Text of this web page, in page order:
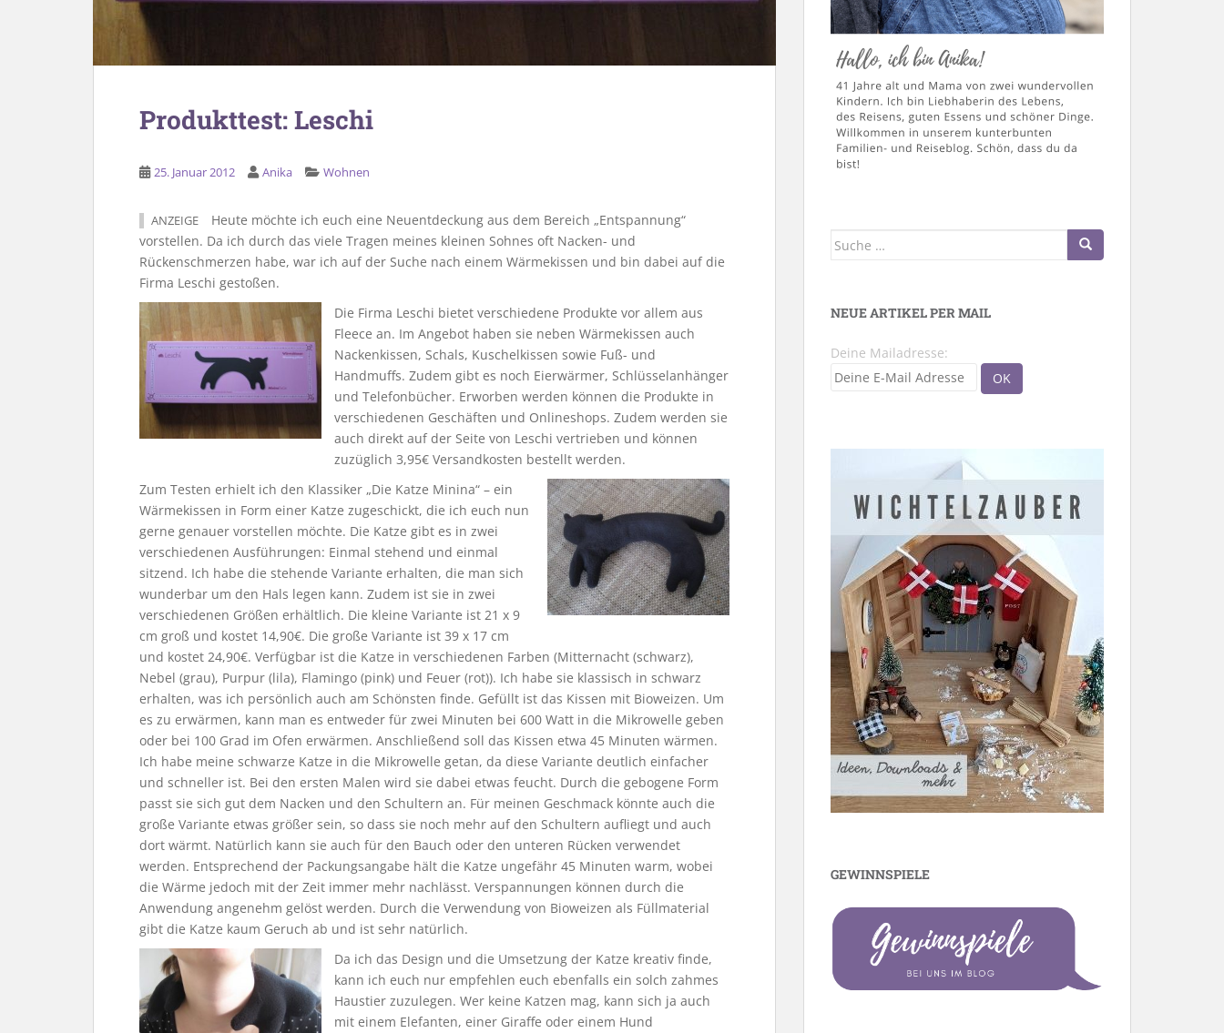
Produkttest: Leschi
25. Januar 2012 Anika Wohnen
ANZEIGE
Heute möchte ich euch eine Neuentdeckung aus dem Bereich „Entspannung“
vorstellen. Da ich durch das viele Tragen meines kleinen Sohnes oft Nacken- und
Rückenschmerzen habe, war ich auf der Suche nach einem Wärmekissen und bin dabei auf die
Firma Leschi gestoßen.
Die Firma Leschi bietet verschiedene Produkte vor allem aus
Fleece an. Im Angebot haben sie neben Wärmekissen auch
Nackenkissen, Schals, Kuschelkissen sowie Fuß- und
Handmuffs. Zudem gibt es noch Eierwärmer, Schlüsselanhänger
und Telefonbücher. Erworben werden können die Produkte in
verschiedenen Geschäften und Onlineshops. Zudem werden sie
auch direkt auf der Seite von Leschi vertrieben und können
zuzüglich 3,95€ Versandkosten bestellt werden.
Zum Testen erhielt ich den Klassiker „Die Katze Minina“ – ein
Wärmekissen in Form einer Katze zugeschickt, die ich euch nun
gerne genauer vorstellen möchte. Die Katze gibt es in zwei
verschiedenen Ausführungen: Einmal stehend und einmal
sitzend. Ich habe die stehende Variante erhalten, die man sich
wunderbar um den Hals legen kann. Zudem ist sie in zwei
verschiedenen Größen erhältlich. Die kleine Variante ist 21 x 9
cm groß und kostet 14,90€. Die große Variante ist 39 x 17 cm
und kostet 24,90€. Verfügbar ist die Katze in verschiedenen Farben (Mitternacht (schwarz),
Nebel (grau), Purpur (lila), Flamingo (pink) und Feuer (rot)). Ich habe sie klassisch in schwarz
erhalten, was ich persönlich auch am Schönsten finde. Gefüllt ist das Kissen mit Bioweizen. Um
es zu erwärmen, kann man es entweder für zwei Minuten bei 600 Watt in die Mikrowelle geben
oder bei 100 Grad im Ofen erwärmen. Anschließend soll das Kissen etwa 45 Minuten wärmen.
Ich habe meine schwarze Katze in die Mikrowelle getan, da diese Variante deutlich einfacher
und schneller ist. Bei den ersten Malen wird sie dabei etwas feucht. Durch die gebogene Form
passt sie sich gut dem Nacken und den Schultern an. Für meinen Geschmack könnte auch die
große Variante etwas größer sein, so dass sie noch mehr auf den Schultern aufliegt und auch
dort wärmt. Natürlich kann sie auch für den Bauch oder den unteren Rücken verwendet
werden. Entsprechend der Packungsangabe hält die Katze ungefähr 45 Minuten warm, wobei
die Wärme jedoch mit der Zeit immer mehr nachlässt. Verspannungen können durch die
Anwendung angenehm gelöst werden. Durch die Verwendung von Bioweizen als Füllmaterial
gibt die Katze kaum Geruch ab und ist sehr natürlich.
Da ich das Design und die Umsetzung der Katze kreativ finde,
kann ich euch nur empfehlen euch ebenfalls ein solch zahmes
Haustier zuzulegen. Wer keine Katzen mag, kann sich ja auch
mit einem Elefanten, einer Giraffe oder einem Hund
Suche
NEUE ARTIKEL PER MAIL
Deine Mailadresse:
GEWINNSPIELE